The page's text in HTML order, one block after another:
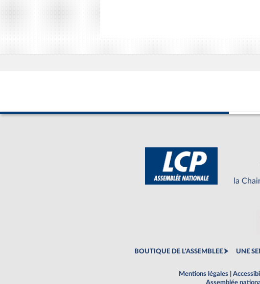
la
BOUTIQUE DE L'ASSEMBLEE UNE
Mentions légales
Assemblée